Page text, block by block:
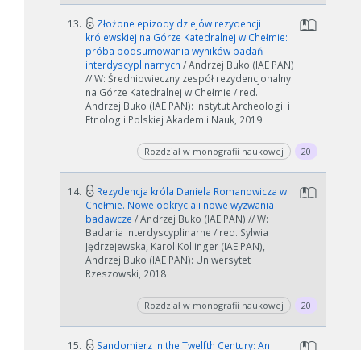
W zależności od ilości danych do przetworzenia generowanie pliku
może się wydłużyć.
Jeśli generowanie trwa zbyt długo można ograniczyć dane np.
zmniejszając zakres lat.
Anuluj
13.
Złożone epizody dziejów rezydencji
królewskiej na Górze Katedralnej w Chełmie:
próba podsumowania wyników badań
interdyscyplinarnych / Andrzej Buko (IAE PAN)
// W: Średniowieczny zespół rezydencjonalny
na Górze Katedralnej w Chełmie / red.
Andrzej Buko (IAE PAN): Instytut Archeologii i
Etnologii Polskiej Akademii Nauk, 2019
Rozdział w monografii naukowej 20
14.
Rezydencja króla Daniela Romanowicza w
Chełmie. Nowe odkrycia i nowe wyzwania
badawcze / Andrzej Buko (IAE PAN) // W:
Badania interdyscyplinarne / red. Sylwia
Jędrzejewska, Karol Kollinger (IAE PAN),
Andrzej Buko (IAE PAN): Uniwersytet
Rzeszowski, 2018
Rozdział w monografii naukowej 20
15.
Sandomierz in the Twelfth Century: An